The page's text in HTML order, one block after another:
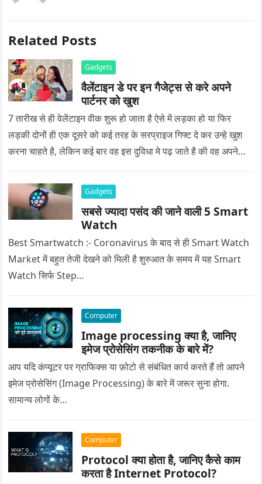
Related Posts
Gadgets
वैलेंटाइन डे पर इन गैजेट्स से करे अपने
पार्टनर को खुश
7 तारीख से ही वेलेंटाइन वीक शुरू हो जाता है ऐसे में लड़का हो या फिर
लड़की दोनों ही एक दूसरे को कई तरह के सरप्राइज गिफ्ट दे कर उन्हे खुश
करना चाहते है, लेकिन कई बार वह इस दुविधा मे पढ़ जाते है की वह अपने
Gadgets
सबसे ज्यादा पसंद की जाने वाली 5 Smart
Watch
Best Smartwatch :- Coronavirus के बाद से ही Smart Watch
Market में बहुत तेजी देखने को मिली है शुरुआत के समय में यह Smart
Watch सिर्फ Step…
Computer
Image processing क्या है, जानिए
इमेज प्रोसेसिंग तकनीक के बारे में?
आप यदि कंप्यूटर पर ग्राफिक्स या फ़ोटो से संबंधित कार्य करते हैं तो आपने
इमेज प्रोसेसिंग (Image Processing) के बारे में जरूर सुना होगा.
सामान्य लोगों के…
Computer
Protocol क्या होता है, जानिए कैसे काम
करता है Internet Protocol?